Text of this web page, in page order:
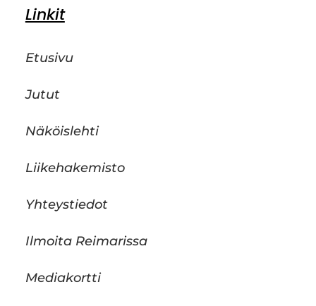
Linkit
Etusivu
Jutut
Näköislehti
Liikehakemisto
Yhteystiedot
Ilmoita Reimarissa
Mediakortti